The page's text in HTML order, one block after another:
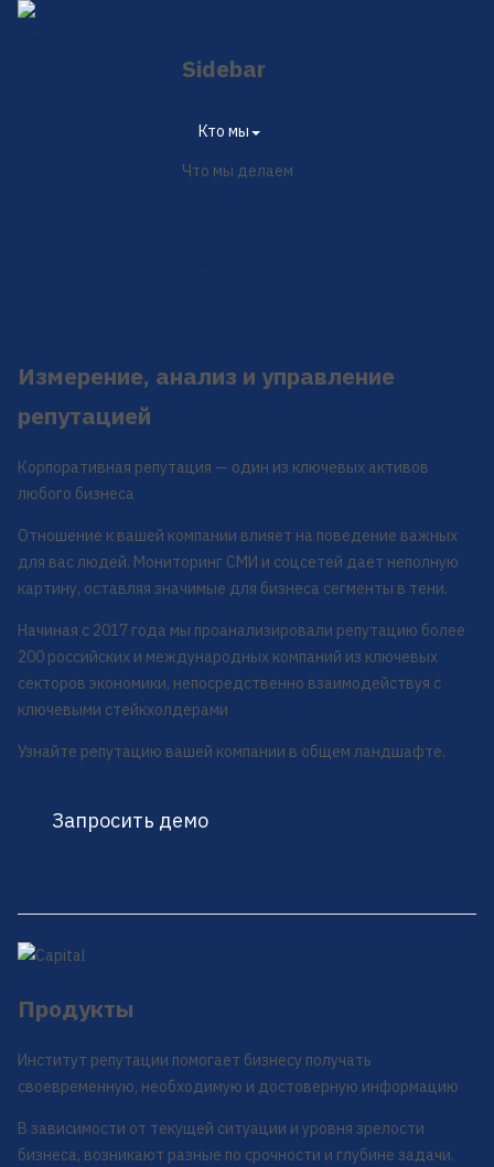
Sidebar
Кто мы
Что мы делаем
Измерение, анализ и управление
репутацией
Корпоративная репутация — один из ключевых активов
любого бизнеса
Отношение к вашей компании влияет на поведение важных
для вас людей. Мониторинг СМИ и соцсетей дает неполную
картину, оставляя значимые для бизнеса сегменты в тени.
Начиная с 2017 года мы проанализировали репутацию более
200 российских и международных компаний из ключевых
секторов экономики, непосредственно взаимодействуя с
ключевыми стейкхолдерами
Узнайте репутацию вашей компании в общем ландшафте.
Запросить демо
Продукты
Институт репутации помогает бизнесу получать
своевременную, необходимую и достоверную информацию
В зависимости от текущей ситуации и уровня зрелости
бизнеса, возникают разные по срочности и глубине задачи.